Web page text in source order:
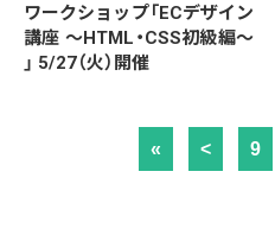
ワークショップ「ECデザイン
講座 〜HTML・CSS初級編〜
」 5/27（火）開催
« < 9